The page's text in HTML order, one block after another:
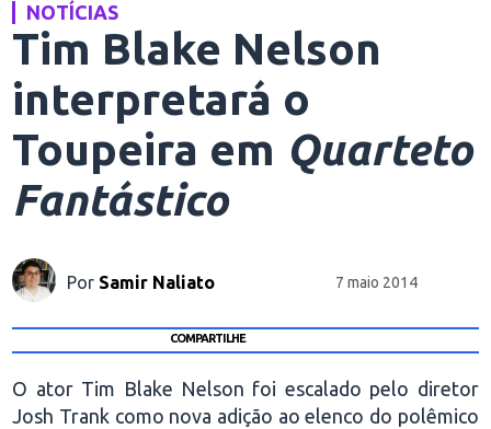
NOTÍCIAS
Tim Blake Nelson
interpretará o
Toupeira em Quarteto
Fantástico
Por Samir Naliato 7 maio 2014
COMPARTILHE
O ator Tim Blake Nelson foi escalado pelo diretor
Josh Trank como nova adição ao elenco do polêmico